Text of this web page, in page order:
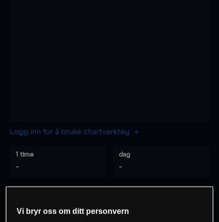
Logg inn for å bruke chartverktøy
1 time
-
dag
-
- -
Vi bryr oss om ditt personvern